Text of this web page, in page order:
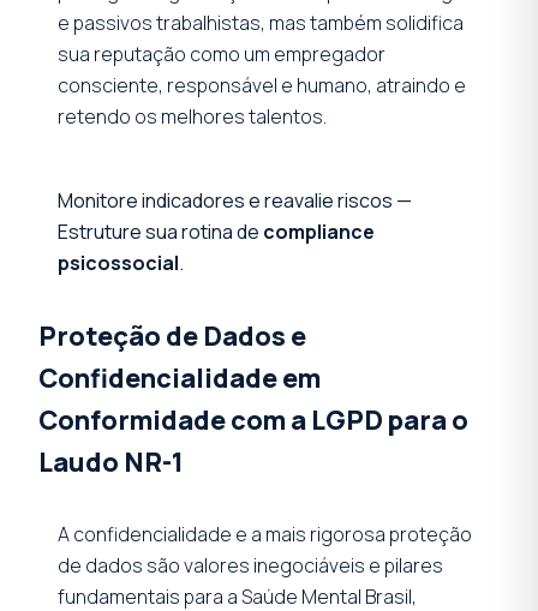
e passivos trabalhistas, mas também solidifica
sua reputação como um empregador
consciente, responsável e humano, atraindo e
retendo os melhores talentos.
Monitore indicadores e reavalie riscos —
Estruture sua rotina de compliance
psicossocial.
Proteção de Dados e
Confidencialidade em
Conformidade com a LGPD para o
Laudo NR-1
A confidencialidade e a mais rigorosa proteção
de dados são valores inegociáveis e pilares
fundamentais para a Saúde Mental Brasil,